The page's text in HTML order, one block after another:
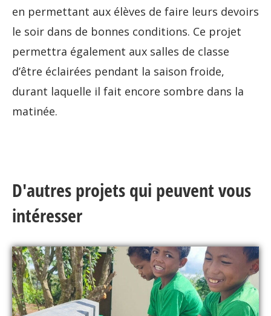
en permettant aux élèves de faire leurs devoirs
le soir dans de bonnes conditions. Ce projet
permettra également aux salles de classe
d’être éclairées pendant la saison froide,
durant laquelle il fait encore sombre dans la
matinée.
D'autres projets qui peuvent vous
intéresser